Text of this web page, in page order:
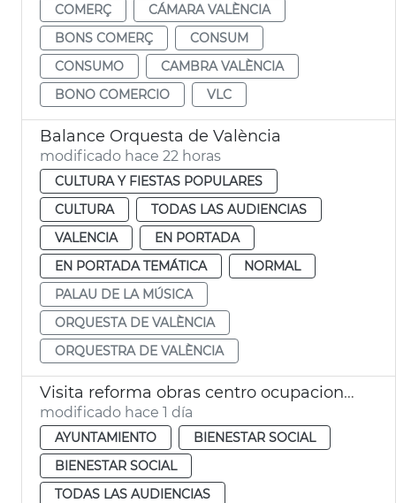
COMERÇ
CÁMARA VALÈNCIA
BONS COMERÇ
CONSUM
CONSUMO
CAMBRA VALÈNCIA
BONO COMERCIO
VLC
Balance Orquesta de València
modificado hace 22 horas
CULTURA Y FIESTAS POPULARES
CULTURA
TODAS LAS AUDIENCIAS
VALENCIA
EN PORTADA
EN PORTADA TEMÁTICA
NORMAL
PALAU DE LA MÚSICA
ORQUESTA DE VALÈNCIA
ORQUESTRA DE VALÈNCIA
Visita reforma obras centro ocupacional Isabel de Villena
modificado hace 1 día
AYUNTAMIENTO
BIENESTAR SOCIAL
BIENESTAR SOCIAL
TODAS LAS AUDIENCIAS